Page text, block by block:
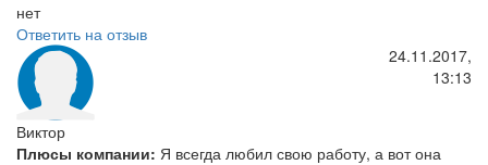
нет
Ответить на отзыв
Виктор
24.11.2017,
13:13
Плюсы компании: Я всегда любил свою работу, а вот она